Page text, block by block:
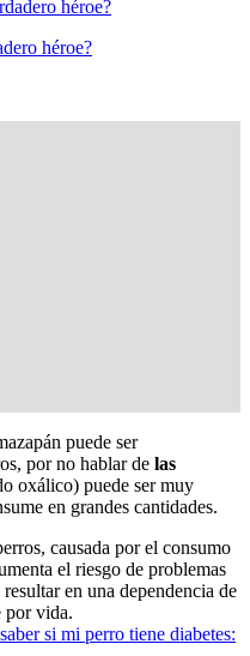
héroe?
puede ser
por no hablar de las
oxálico) puede ser muy
en grandes cantidades.
causada por el consumo
el riesgo de problemas
en una dependencia de
por vida.
si mi perro tiene diabetes: